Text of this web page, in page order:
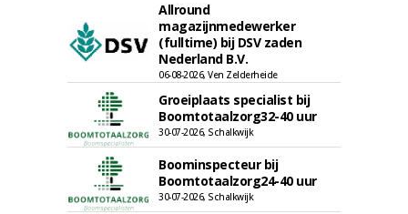
Allround
magazijnmedewerker
(fulltime) bij DSV zaden
Nederland B.V.
06-08-2026, Ven Zelderheide
Groeiplaats specialist bij
Boomtotaalzorg32-40 uur
30-07-2026, Schalkwijk
Boominspecteur bij
Boomtotaalzorg24-40 uur
30-07-2026, Schalkwijk